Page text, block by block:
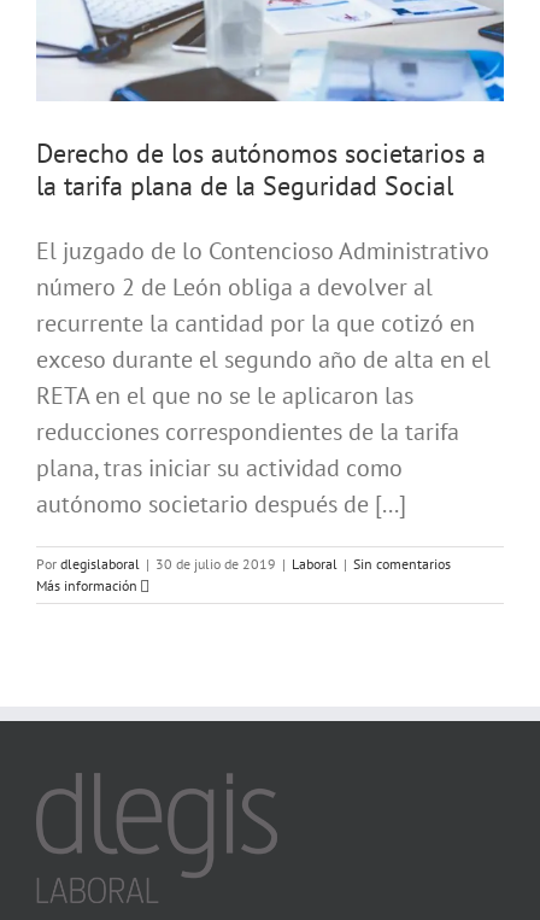
Derecho de los autónomos societarios a
la tarifa plana de la Seguridad Social
El juzgado de lo Contencioso Administrativo
número 2 de León obliga a devolver al
recurrente la cantidad por la que cotizó en
exceso durante el segundo año de alta en el
RETA en el que no se le aplicaron las
reducciones correspondientes de la tarifa
plana, tras iniciar su actividad como
autónomo societario después de [...]
Por dlegislaboral | 30 de julio de 2019 | Laboral | Sin comentarios
Más información